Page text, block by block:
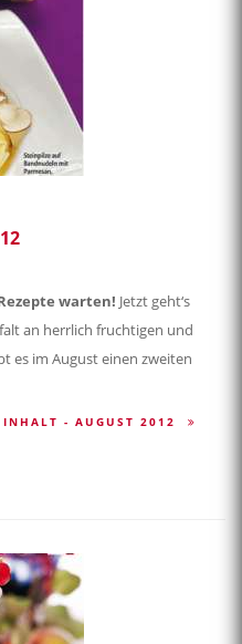
warten! Jetzt geht‘s
an herrlich fruchtigen und
es im August einen zweiten
INHALT - AUGUST 2012